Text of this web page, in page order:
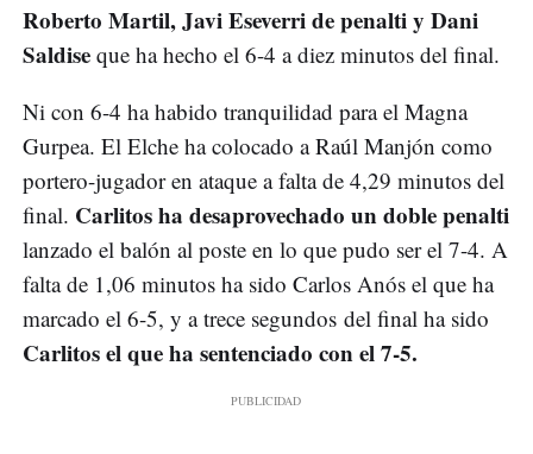
Roberto Martil, Javi Eseverri de penalti y Dani
Saldise que ha hecho el 6-4 a diez minutos del final.
Ni con 6-4 ha habido tranquilidad para el Magna
Gurpea. El Elche ha colocado a Raúl Manjón como
portero-jugador en ataque a falta de 4,29 minutos del
final. Carlitos ha desaprovechado un doble penalti
lanzado el balón al poste en lo que pudo ser el 7-4. A
falta de 1,06 minutos ha sido Carlos Anós el que ha
marcado el 6-5, y a trece segundos del final ha sido
Carlitos el que ha sentenciado con el 7-5.